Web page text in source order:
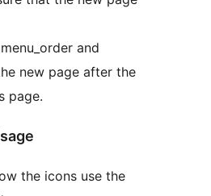
and
new page after the
page.
the icons use the